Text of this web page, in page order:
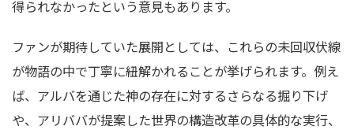
得られなかったという意見もあります。
ファンが期待していた展開としては、これらの未回収伏線
が物語の中で丁寧に紐解かれることが挙げられます。例え
ば、アルバを通じた神の存在に対するさらなる掘り下げ
や、アリババが提案した世界の構造改革の具体的な実行、